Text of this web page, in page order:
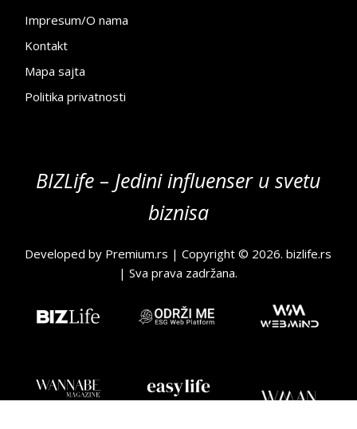
Impresum/O nama
Kontakt
Mapa sajta
Politika privatnosti
BIZLife – Jedini influenser u svetu
biznisa
Developed by Premium.rs | Copyright © 2026.bizlife.rs
| Sva prava zadržana.